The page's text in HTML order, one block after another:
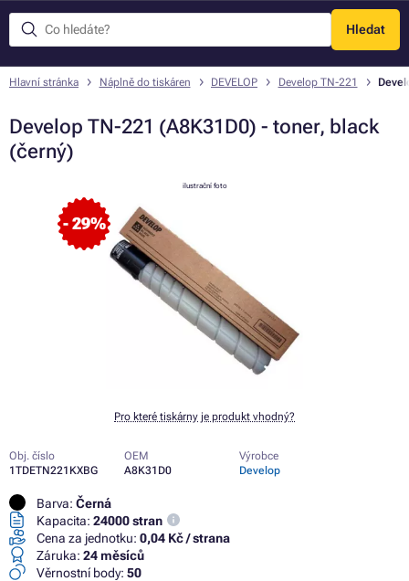
Hledat
Menu
Hlavní stránka Náplně do tiskáren DEVELOP Develop TN-221
Develop TN-221 (A8K31D0) - toner, black
(černý)
- 29%
ilustrační foto
Pro které tiskárny je produkt vhodný?
Obj. číslo
1TDETN221KXBG
OEM
A8K31D0
Výrobce
Develop
Barva: Černá
Kapacita: 24000 stran
Cena za jednotku: 0,04 Kč / strana
Záruka: 24 měsíců
Věrnostní body: 50